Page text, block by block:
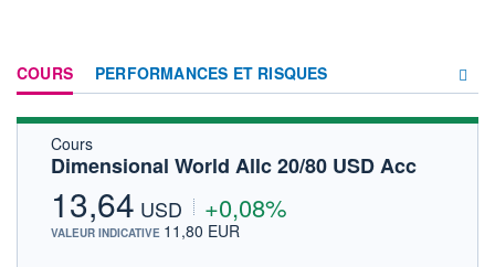
COURS PERFORMANCES ET RISQUES
Cours
Dimensional World Allc 20/80 USD Acc
13,64 USD +0,08%
VALEUR INDICATIVE 11,80 EUR